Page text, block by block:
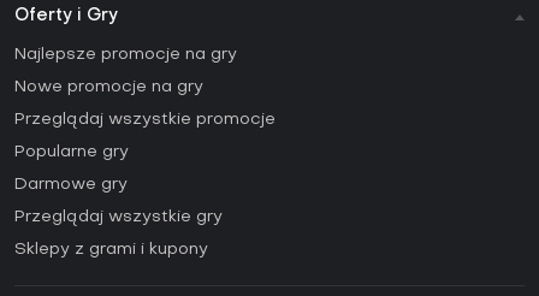
Oferty i Gry
Najlepsze promocje na gry
Nowe promocje na gry
Przeglądaj wszystkie promocje
Popularne gry
Darmowe gry
Przeglądaj wszystkie gry
Sklepy z grami i kupony